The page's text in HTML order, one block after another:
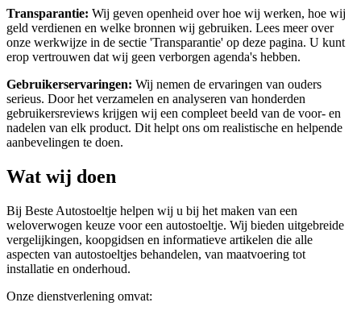
Transparantie: Wij geven openheid over hoe wij werken, hoe wij
geld verdienen en welke bronnen wij gebruiken. Lees meer over
onze werkwijze in de sectie 'Transparantie' op deze pagina. U kunt
erop vertrouwen dat wij geen verborgen agenda's hebben.
Gebruikerservaringen: Wij nemen de ervaringen van ouders
serieus. Door het verzamelen en analyseren van honderden
gebruikersreviews krijgen wij een compleet beeld van de voor- en
nadelen van elk product. Dit helpt ons om realistische en helpende
aanbevelingen te doen.
Wat wij doen
Bij Beste Autostoeltje helpen wij u bij het maken van een
weloverwogen keuze voor een autostoeltje. Wij bieden uitgebreide
vergelijkingen, koopgidsen en informatieve artikelen die alle
aspecten van autostoeltjes behandelen, van maatvoering tot
installatie en onderhoud.
Onze dienstverlening omvat: